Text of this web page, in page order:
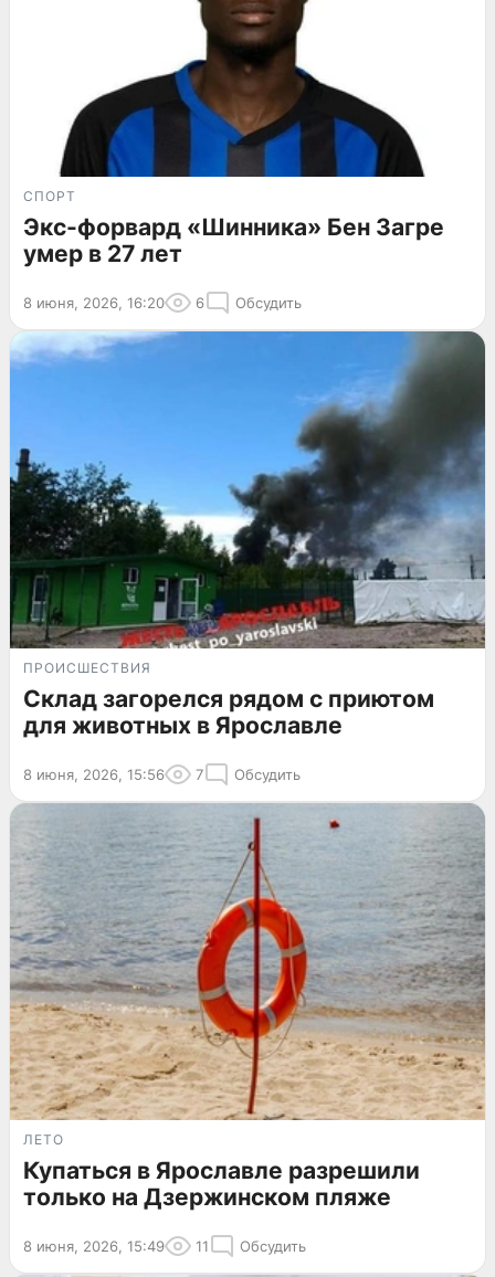
СПОРТ
Экс-форвард «Шинника» Бен Загре
умер в 27 лет
8 июня, 2026, 16:20 6 Обсудить
ПРОИСШЕСТВИЯ
Склад загорелся рядом с приютом
для животных в Ярославле
8 июня, 2026, 15:56 7 Обсудить
ЛЕТО
Купаться в Ярославле разрешили
только на Дзержинском пляже
8 июня, 2026, 15:49 11 Обсудить